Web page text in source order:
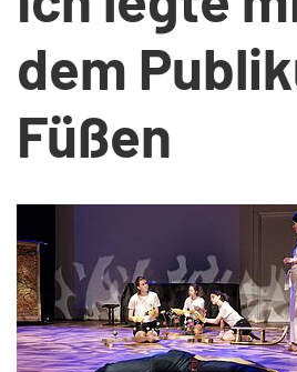
dem
Füßen